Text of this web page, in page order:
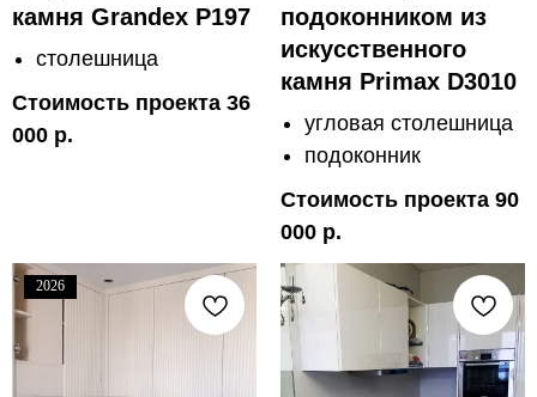
камня Grandex P197
столешница
Стоимость проекта 36
000 р.
подоконником из
искусственного
камня Primax D3010
угловая столешница
подоконник
Стоимость проекта 90
000 р.
2026